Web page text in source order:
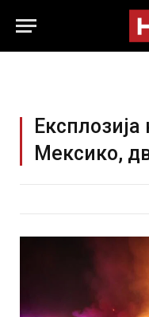
Мексико,